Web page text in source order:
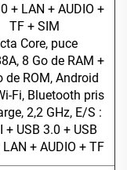
+ LAN + AUDIO +
TF + SIM
Core, puce
8 Go de RAM +
de ROM, Android
Fi, Bluetooth pris
2,2 GHz, E/S :
+ USB 3.0 + USB
LAN + AUDIO + TF